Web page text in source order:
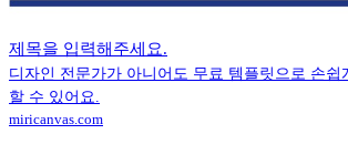
제목을 입력해주세요.
디자인 전문가가 아니어도 무료 템플릿으로 손쉽
할 수 있어요.
miricanvas.com